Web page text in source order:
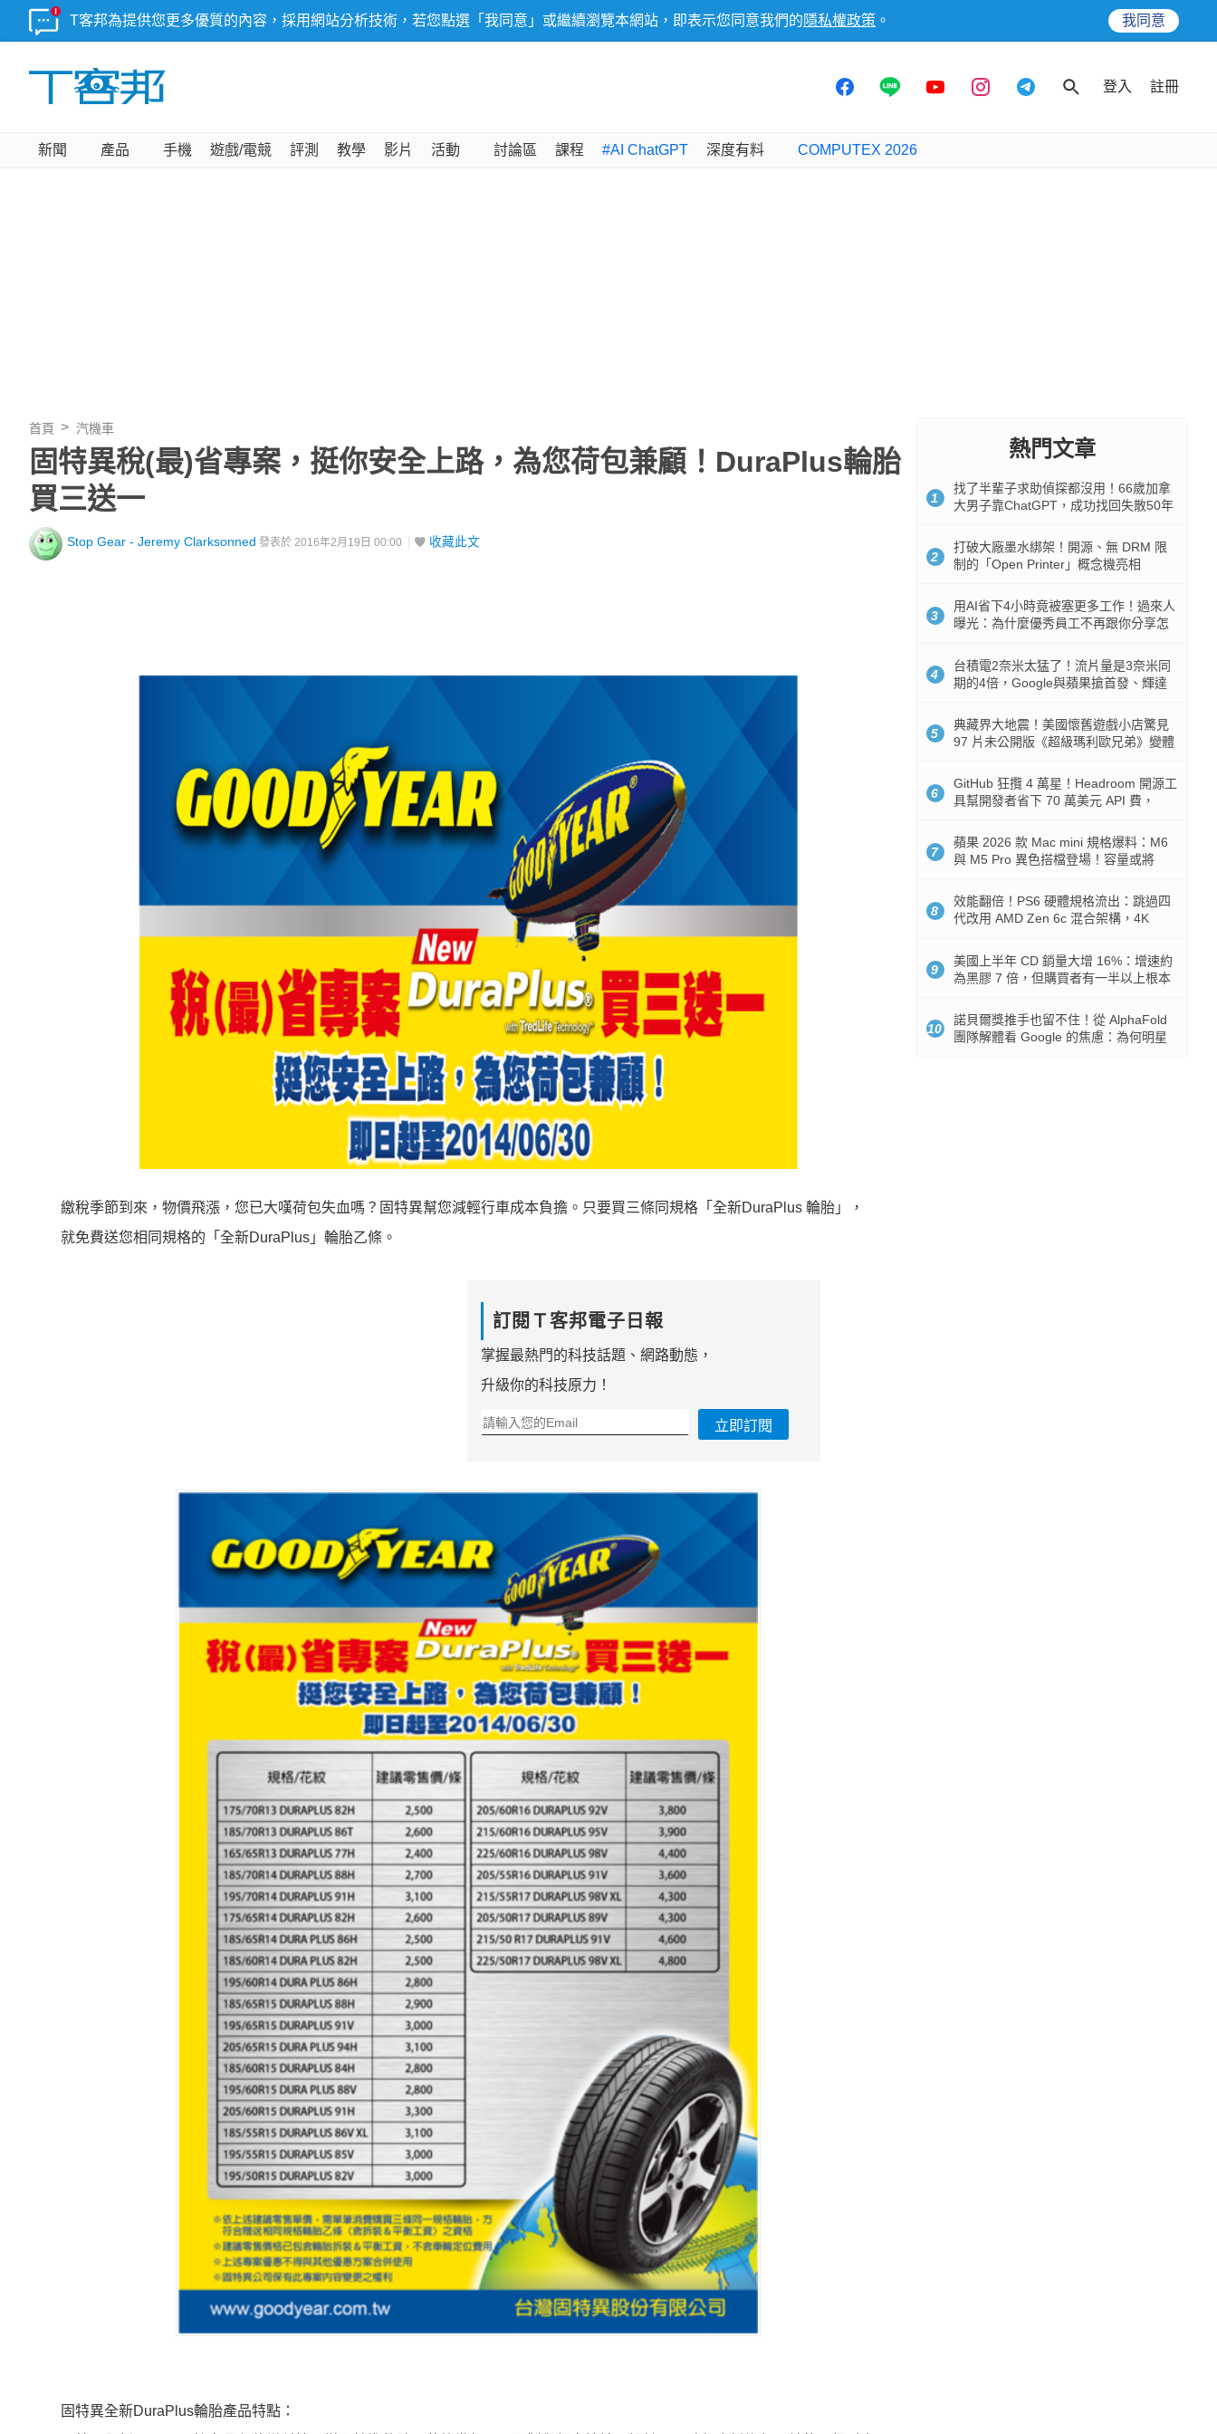
T客邦為提供您更多優質的內容，採用網站分析技術，若您點選「我同意」或繼續瀏覽本網站，即表示您同意我們的 隱私權政策 。 我同意
登入 註冊
新聞 產品 手機 遊戲/電競 評測 教學 影片 活動 討論區 課程 #AI ChatGPT 深度有料 COMPUTEX 2026
首頁 汽機車
固特異稅(最)省專案，挺你安全上路，為您荷包兼顧！DuraPlus輪胎
買三送一
Stop Gear - Jeremy Clarksonned 發表於 2016年2月19日 00:00 收藏此文
繳稅季節到來，物價飛漲，您已大嘆荷包失血嗎？固特異幫您減輕行車成本負擔。只要買三條同規格「全新DuraPlus 輪胎」，
就免費送您相同規格的「全新DuraPlus」輪胎乙條。
訂閱Ｔ客邦電子日報
掌握最熱門的科技話題、網路動態，
升級你的科技原力！
立即訂閱
固特異全新DuraPlus輪胎產品特點：
熱門文章
1
找了半輩子求助偵探都沒用！66歲加拿
大男子靠ChatGPT，成功找回失散50年
2
打破大廠墨水綁架！開源、無 DRM 限
制的「Open Printer」概念機亮相
3
用AI省下4小時竟被塞更多工作！過來人
曝光：為什麼優秀員工不再跟你分享怎
4
台積電2奈米太猛了！流片量是3奈米同
期的4倍，Google與蘋果搶首發、輝達
5
典藏界大地震！美國懷舊遊戲小店驚見
97 片未公開版《超級瑪利歐兄弟》變體
6
GitHub 狂攬 4 萬星！Headroom 開源工
具幫開發者省下 70 萬美元 API 費，
7
蘋果 2026 款 Mac mini 規格爆料：M6
與 M5 Pro 異色搭檔登場！容量或將
8
效能翻倍！PS6 硬體規格流出：跳過四
代改用 AMD Zen 6c 混合架構，4K
9
美國上半年 CD 銷量大增 16%：增速約
為黑膠 7 倍，但購買者有一半以上根本
10
諾貝爾獎推手也留不住！從 AlphaFold
團隊解體看 Google 的焦慮：為何明星